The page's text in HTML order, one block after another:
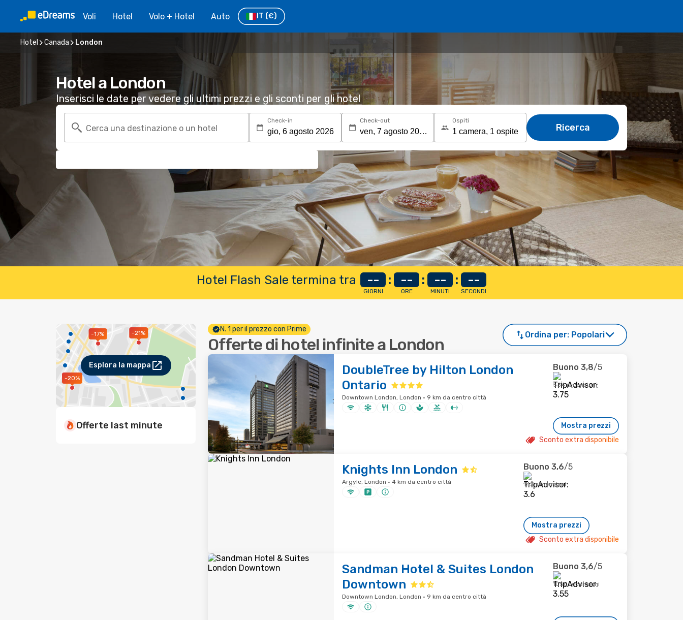
Voli Hotel Volo + Hotel Auto IT (€)
Hotel Canada London
Hotel a London
Inserisci le date per vedere gli ultimi prezzi e gli sconti per gli hotel
Cerca una destinazione o un hotel
Check-in Check-out Ospiti
Ricerca
Hotel Flash Sale termina tra --
GIORNI
: --
ORE
: --
MINUTI
: --
SECONDI
-21%
-20%
-17%
Esplora la mappa
Offerte last minute
N. 1 per il prezzo con Prime
Offerte di hotel infinite a London
Ordina per: Popolari
DoubleTree by Hilton London
Ontario
Downtown London, London · 9 km da centro città
Buono 3,8/5
534 recensioni
Mostra prezzi
Sconto extra disponibile
Knights Inn London
Argyle, London · 4 km da centro città
Buono 3,6/5
143 recensioni
Mostra prezzi
Sconto extra disponibile
Sandman Hotel & Suites London
Downtown
Downtown London, London · 9 km da centro città
Buono 3,6/5
1050 recensioni